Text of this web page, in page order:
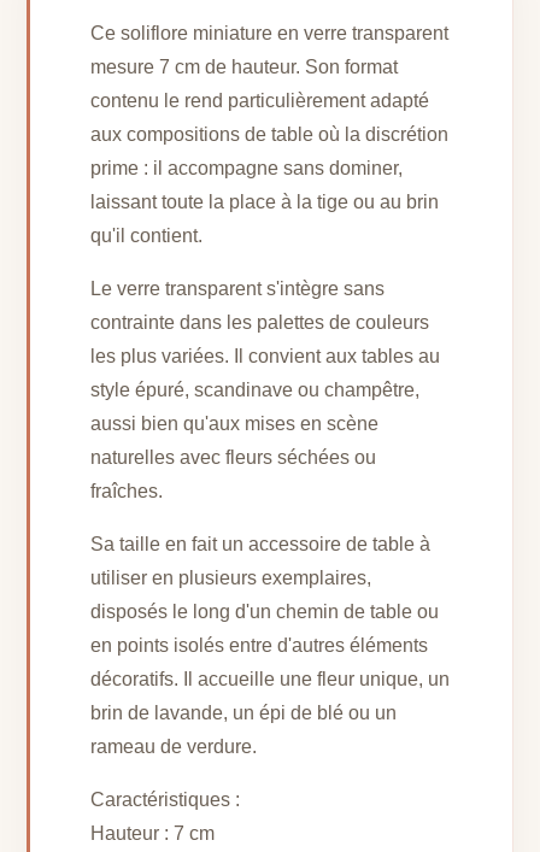
Ce soliflore miniature en verre transparent
mesure 7 cm de hauteur. Son format
contenu le rend particulièrement adapté
aux compositions de table où la discrétion
prime : il accompagne sans dominer,
laissant toute la place à la tige ou au brin
qu'il contient.
Le verre transparent s'intègre sans
contrainte dans les palettes de couleurs
les plus variées. Il convient aux tables au
style épuré, scandinave ou champêtre,
aussi bien qu'aux mises en scène
naturelles avec fleurs séchées ou
fraîches.
Sa taille en fait un accessoire de table à
utiliser en plusieurs exemplaires,
disposés le long d'un chemin de table ou
en points isolés entre d'autres éléments
décoratifs. Il accueille une fleur unique, un
brin de lavande, un épi de blé ou un
rameau de verdure.
Caractéristiques :
Hauteur : 7 cm